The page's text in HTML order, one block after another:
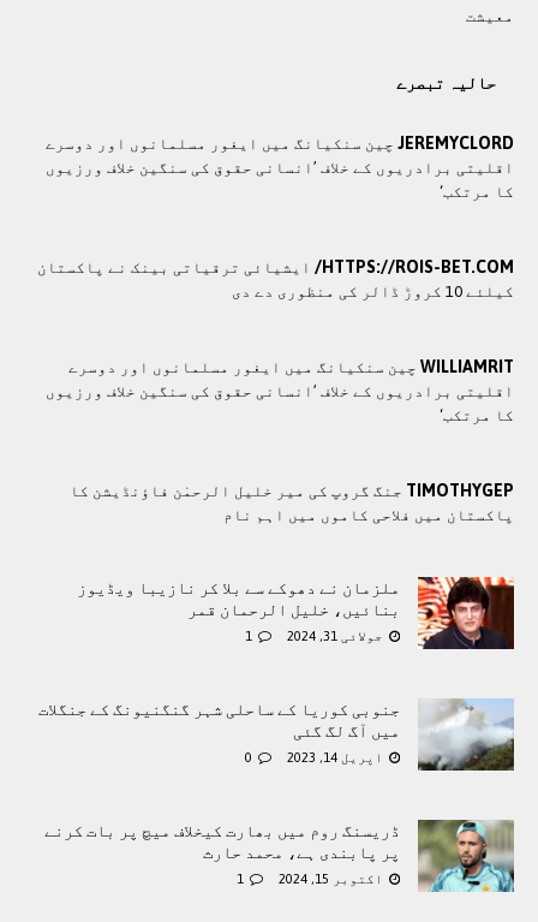
معيشت
حالیہ تبصرے
JEREMYCLORD چین سنکیانگ میں ایغور مسلمانوں اور دوسرے
اقلیتی برادريوں کے خلاف ’انسانی حقوق کی سنگین خلاف ورزیوں
کا مرتکب‘
HTTPS://ROIS-BET.COM/
ایشیائی ترقیاتی بینک نے پاکستان
کیلئے 10 کروڑ ڈالر کی منظوری دے دی
WILLIAMRIT چین سنکیانگ میں ایغور مسلمانوں اور دوسرے
اقلیتی برادريوں کے خلاف ’انسانی حقوق کی سنگین خلاف ورزیوں
کا مرتکب‘
TIMOTHYGEP جنگ گروپ کی میر خلیل الرحمٰن فاؤنڈیشن کا
پاکستان میں فلاحی کاموں ميں اہم نام
ملزمان نے دھوکے سے بلا کر نازیبا ویڈیوز
بنائیں، خلیل الرحمان قمر
جولائی 31, 2024 1
جنوبی کوریا کے ساحلی شہر گنگنیونگ کے جنگلات
میں آگ لگ گئی
اپریل 14, 2023 0
ڈریسنگ روم میں بھارت کیخلاف میچ پر بات کرنے
پر پابندی ہے، محمد حارث
اکتوبر 15, 2024 1